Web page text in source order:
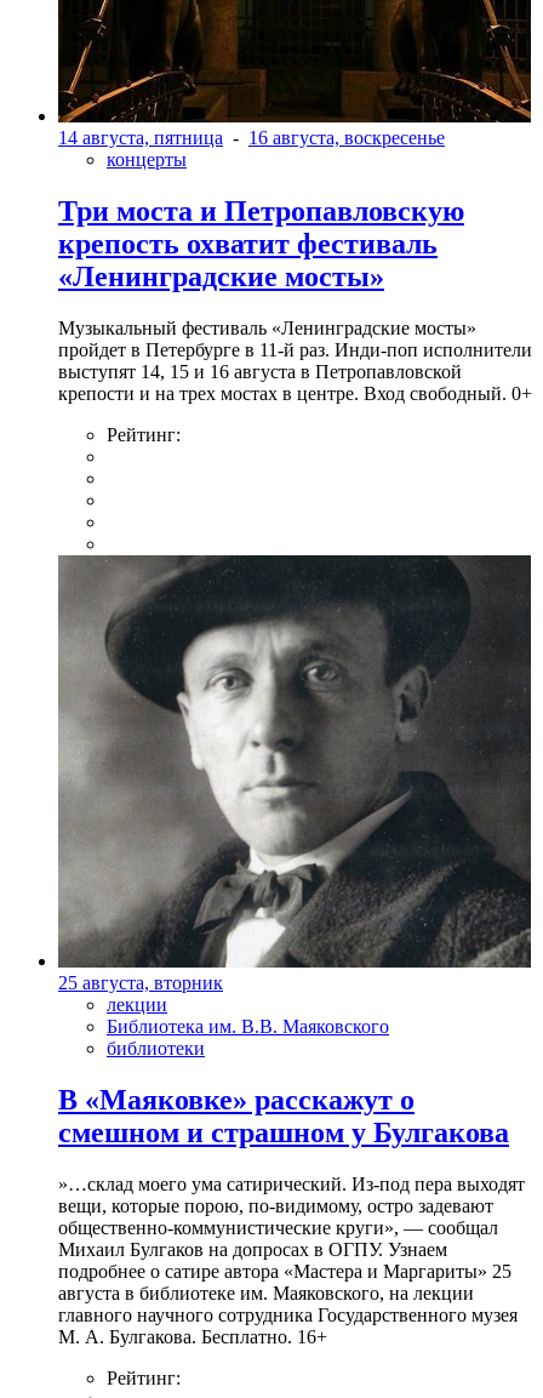
14 августа, пятница - 16 августа, воскресенье
концерты
Три моста и Петропавловскую
крепость охватит фестиваль
«Ленинградские мосты»
Музыкальный фестиваль «Ленинградские мосты»
пройдет в Петербурге в 11-й раз. Инди-поп исполнители
выступят 14, 15 и 16 августа в Петропавловской
крепости и на трех мостах в центре. Вход свободный. 0+
Рейтинг:
25 августа, вторник
лекции
Библиотека им. В.В. Маяковского
библиотеки
В «Маяковке» расскажут о
смешном и страшном у Булгакова
»…склад моего ума сатирический. Из-под пера выходят
вещи, которые порою, по-видимому, остро задевают
общественно-коммунистические круги», — сообщал
Михаил Булгаков на допросах в ОГПУ. Узнаем
подробнее о сатире автора «Мастера и Маргариты» 25
августа в библиотеке им. Маяковского, на лекции
главного научного сотрудника Государственного музея
М. А. Булгакова. Бесплатно. 16+
Рейтинг: